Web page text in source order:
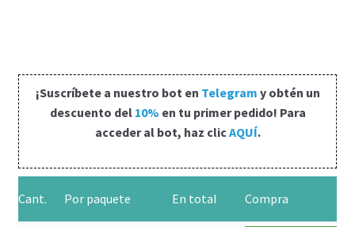
Pago
Política de privacidad
Preguntas frecuentes
Productos
¡Suscríbete a nuestro bot en Telegram y obtén un
descuento del 10% en tu primer pedido! Para
acceder al bot, haz clicAQUÍ.
Cant. Por paquete En total Compra